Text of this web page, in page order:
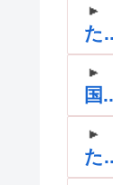
た
国
た